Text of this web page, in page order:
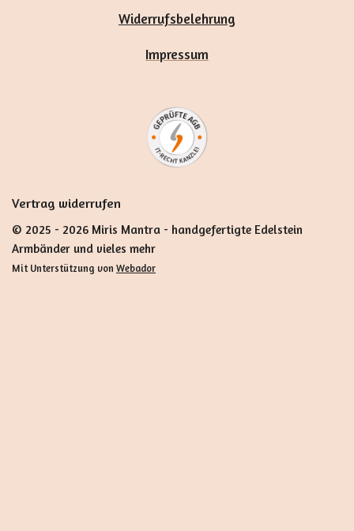
Widerrufsbelehrung
Impressum
Vertrag widerrufen
© 2025 - 2026 Miris Mantra - handgefertigte Edelstein
Armbänder und vieles mehr
Mit Unterstützung von Webador